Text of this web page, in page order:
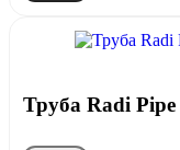
Труба Radi